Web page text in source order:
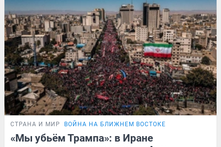
СТРАНА И МИР ВОЙНА НА БЛИЖНЕМ ВОСТОКЕ
«Мы убьём Трампа»: в Иране